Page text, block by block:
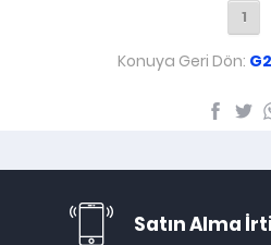
1
Konuya Geri Dön:
Satın Alma